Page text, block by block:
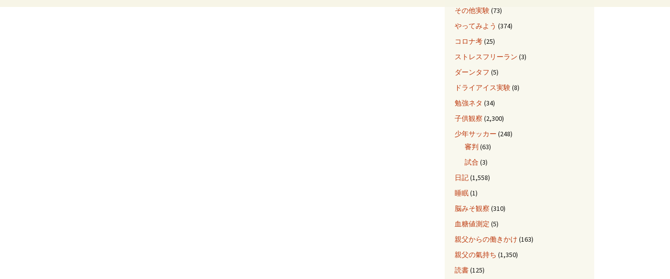
その他実験(73)
やってみよう (374)
コロナ考(25)
ストレスフリーラン (3)
ダーンタフ (5)
ドライアイス実験(8)
勉強ネタ (34)
子供観察 (2,300)
少年サッカー (248)
審判 (63)
試合 (3)
日記(1,558)
睡眠(1)
脳みそ観察 (310)
血糖値測定 (5)
親父からの働きかけ (163)
親父の氣持ち (1,350)
読書(125)